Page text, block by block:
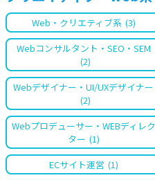
Web・クリエティブ系 (3)
Webコンサルタント・SEO・SEM
(2)
Webデザイナー・UI/UXデザイナー
(2)
Webプロデューサー・WEBディレク
ター (1)
ECサイト運営 (1)